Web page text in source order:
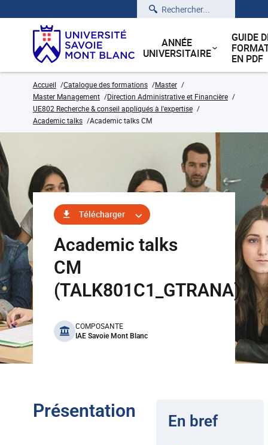
Rechercher
ANNÉE
UNIVERSITAIRE
GUIDE
EN PDF
Accueil Catalogue des formations
Master
Master Management
Direction Administrative et Financière
UE802 Recherche & conseil appliqués à l'expertise
Academic talks
Academic talks CM
Télécharger
Academic talks
CM
(TALK801C1_GTRANA)
benefits
COMPOSANTE
IAE Savoie Mont Blanc
Présentation En bref